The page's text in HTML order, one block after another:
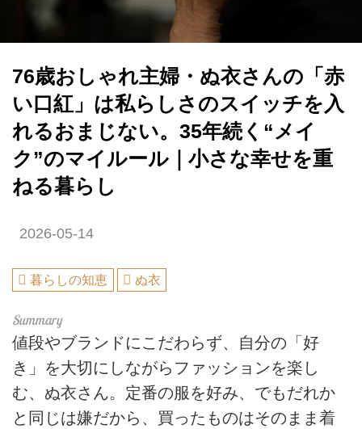
76歳おしゃれ主婦・ぬ衣さんの「赤
い口紅」は私らしさのスイッチを入
れるおまじない。35年続く“メイ
ク”のマイルール｜小さな幸せを重
ねる暮らし
2026-05-14
暮らしの知恵 ぬ衣
値段やブランドにこだわらず、自分の「好
き」を大切にしながらファッションを楽し
む、ぬ衣さん。定番の服を好み、でもだれか
と同じは嫌だから、買ったものはそのまま着